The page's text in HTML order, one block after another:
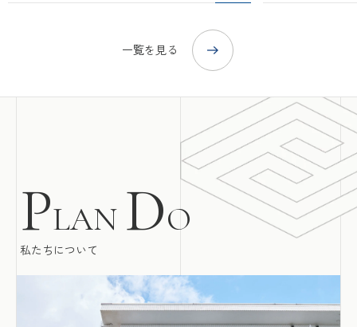
一覧を見る
PLAN DO
私たちについて